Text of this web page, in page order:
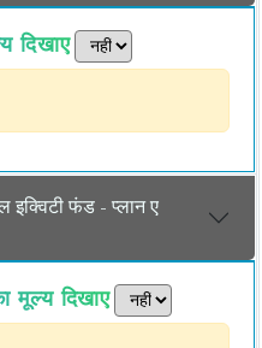
दिखाए
इक्विटी फंड - प्लान ए
मूल्य दिखाए